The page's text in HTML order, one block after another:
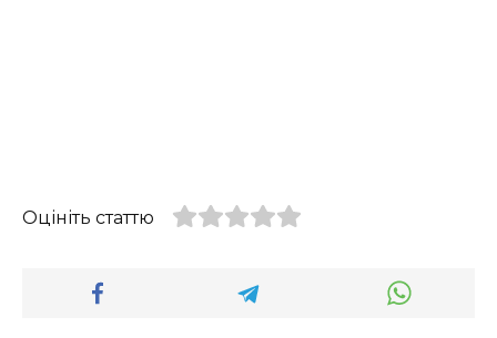
Оцініть статтю